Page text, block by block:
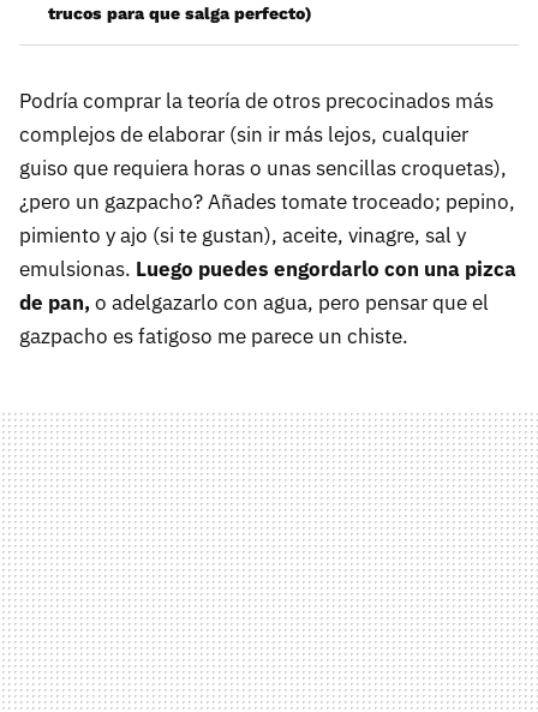
trucos para que salga perfecto)
Podría comprar la teoría de otros precocinados más
complejos de elaborar (sin ir más lejos, cualquier
guiso que requiera horas o unas sencillas croquetas),
¿pero un gazpacho? Añades tomate troceado; pepino,
pimiento y ajo (si te gustan), aceite, vinagre, sal y
emulsionas. Luego puedes engordarlo con una pizca
de pan,o adelgazarlo con agua, pero pensar que el
gazpacho es fatigoso me parece un chiste.